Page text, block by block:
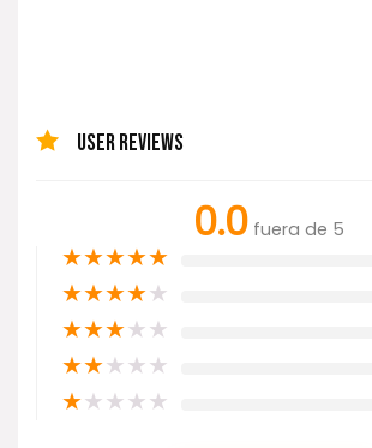
USER REVIEWS
0.0 fuera de 5
★★★★★
★★★★★
★★★★★
★★★★★
★★★★★